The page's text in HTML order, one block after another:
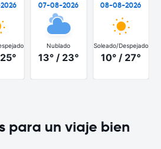
07-08-2026
Nublado
13° / 23°
08-08-2026
Soleado/Despejado
10° / 27°
para un viaje bien